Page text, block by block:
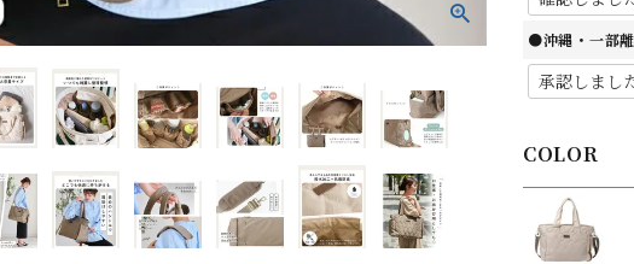
●沖縄・一部
COLOR